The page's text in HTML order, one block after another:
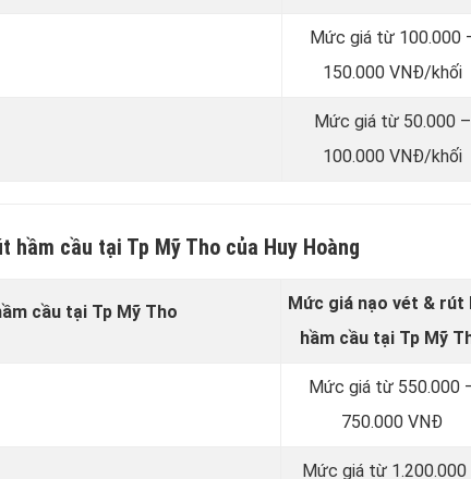
Mức giá từ 100.000
150.000 VNĐ/khối
Mức giá từ 50.000 –
100.000 VNĐ/khối
hầm cầu tại Tp Mỹ Tho của Huy Hoàng
cầu tại Tp Mỹ Tho
Mức giá nạo vét & rút
hầm cầu tại Tp Mỹ
Mức giá từ 550.000
750.000 VNĐ
Mức giá từ 1.200.000